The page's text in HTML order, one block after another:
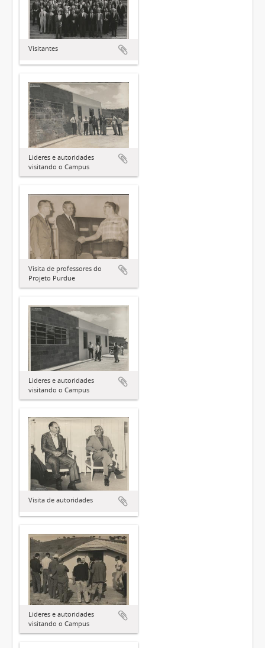
Visitantes
Lideres e autoridades
visitando o Campus
Visita de professores do
Projeto Purdue
Lideres e autoridades
visitando o Campus
Visita de autoridades
Lideres e autoridades
visitando o Campus